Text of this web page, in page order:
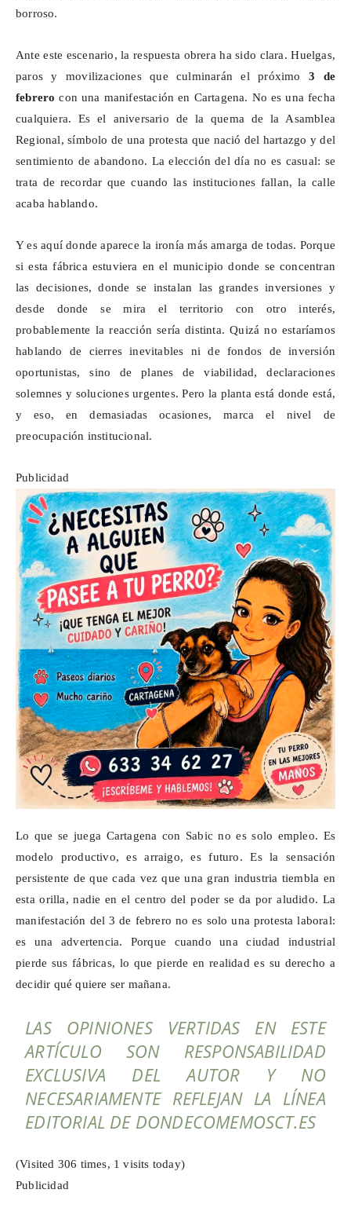
borroso.
Ante este escenario, la respuesta obrera ha sido clara. Huelgas,
paros y movilizaciones que culminarán el próximo3 de
febrero con una manifestación en Cartagena. No es una fecha
cualquiera. Es el aniversario de la quema de la Asamblea
Regional, símbolo de una protesta que nació del hartazgo y del
sentimiento de abandono. La elección del día no es casual: se
trata de recordar que cuando las instituciones fallan, la calle
acaba hablando.
Y es aquí donde aparece la ironía más amarga de todas. Porque
si esta fábrica estuviera en el municipio donde se concentran
las decisiones, donde se instalan las grandes inversiones y
desde donde se mira el territorio con otro interés,
probablemente la reacción sería distinta. Quizá no estaríamos
hablando de cierres inevitables ni de fondos de inversión
oportunistas, sino de planes de viabilidad, declaraciones
solemnes y soluciones urgentes. Pero la planta está donde está,
y eso, en demasiadas ocasiones, marca el nivel de
preocupación institucional.
Publicidad
Lo que se juega Cartagena con Sabic no es solo empleo. Es
modelo productivo, es arraigo, es futuro. Es la sensación
persistente de que cada vez que una gran industria tiembla en
esta orilla, nadie en el centro del poder se da por aludido. La
manifestación del 3 de febrero no es solo una protesta laboral:
es una advertencia. Porque cuando una ciudad industrial
pierde sus fábricas, lo que pierde en realidad es su derecho a
decidir qué quiere ser mañana.
LAS OPINIONES VERTIDAS EN ESTE
ARTÍCULO SON RESPONSABILIDAD
EXCLUSIVA DEL AUTOR Y NO
NECESARIAMENTE REFLEJAN LA LÍNEA
EDITORIAL DE DONDECOMEMOSCT.ES
(Visited 306 times, 1 visits today)
Publicidad